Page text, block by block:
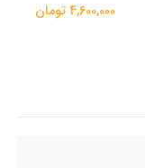
4,600,000 تومان